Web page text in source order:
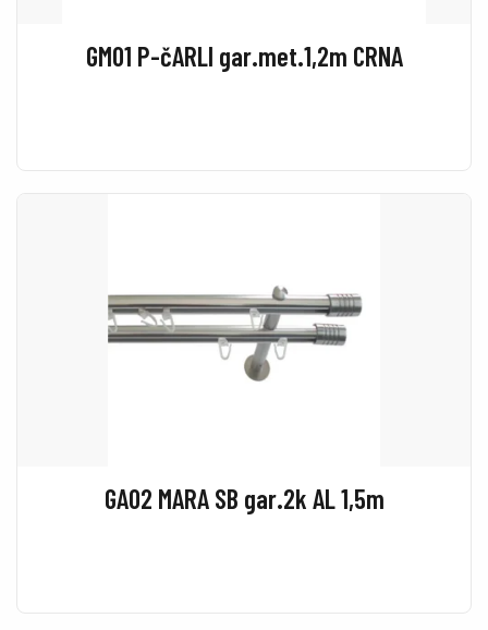
GM01 P-čARLI gar.met.1,2m CRNA
GA02 MARA SB gar.2k AL 1,5m